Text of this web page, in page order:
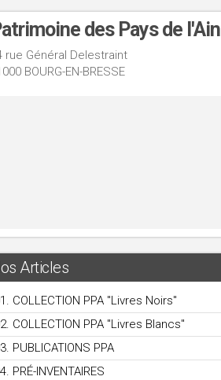
des Pays de l'Ain
rue Général Delestraint
BOURG-EN-BRESSE
Articles
COLLECTION PPA "Livres Noirs"
COLLECTION PPA "Livres Blancs"
PUBLICATIONS PPA
PRÉ-INVENTAIRES